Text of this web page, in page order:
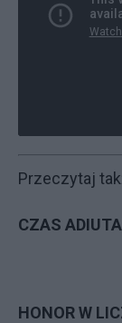
Przeczytaj
CZAS
HONOR W